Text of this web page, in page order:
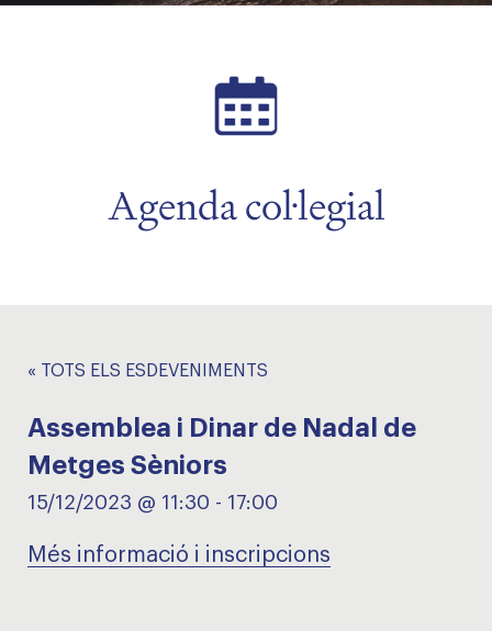
Agenda col·legial
« TOTS ELS ESDEVENIMENTS
Assemblea i Dinar de Nadal de
Metges Sèniors
15/12/2023 @ 11:30 - 17:00
Més informació i inscripcions